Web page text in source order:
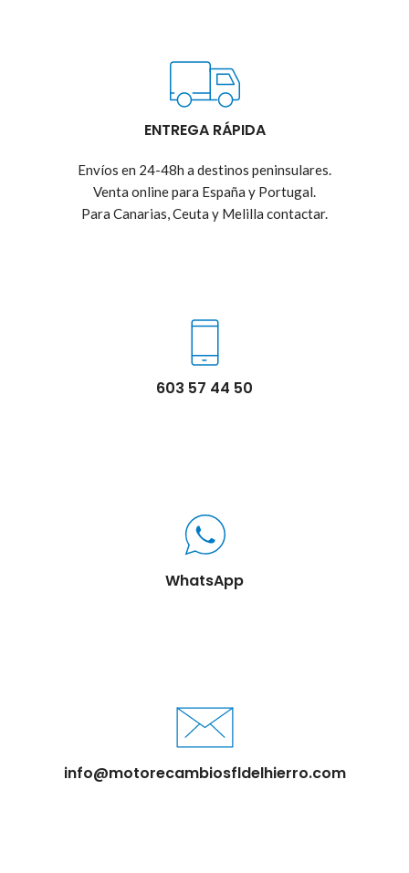
ENTREGA RÁPIDA
Envíos en 24-48h a destinos peninsulares.
Venta online para España y Portugal.
Para Canarias, Ceuta y Melilla contactar.
603 57 44 50
WhatsApp
info@motorecambiosfldelhierro.com